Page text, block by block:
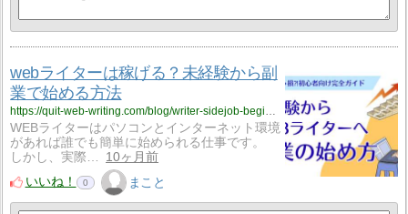
webライターは稼げる？未経験から副
業で始める方法
https://quit-web-writing.com/blog/writer-sidejob-beginner/
WEBライターはパソコンとインターネット環境
があれば誰でも簡単に始められる仕事です。
しかし、実際…
10ヶ月前
いいね！
0 まこと